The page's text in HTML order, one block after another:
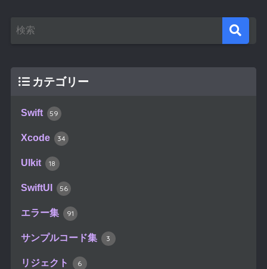
カテゴリー
Swift 59
Xcode 34
UIkit 18
SwiftUI 56
エラー集 91
サンプルコード集 3
リジェクト 6